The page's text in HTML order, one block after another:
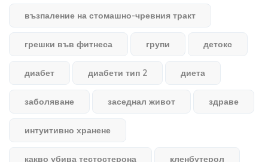
възпаление на стомашно-чревния тракт
грешки във фитнеса групи детокс
диабет диабети тип 2 диета
заболяване заседнал живот здраве
интуитивно хранене
какво убива тестостерона кленбутерол